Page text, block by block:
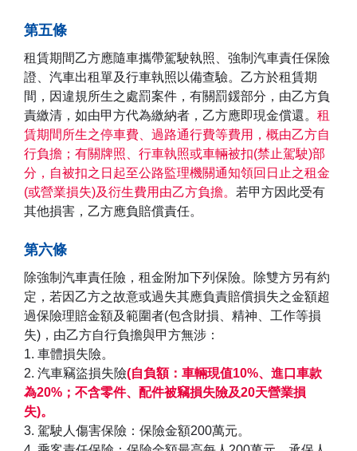
第五條
租賃期間乙方應隨車攜帶駕駛執照、強制汽車責任保險
證、汽車出租單及行車執照以備查驗。乙方於租賃期
間，因違規所生之處罰案件，有關罰鍰部分，由乙方負
責繳清，如由甲方代為繳納者，乙方應即現金償還。 租
賃期間所生之停車費、過路通行費等費用，概由乙方自
行負擔；有關牌照、行車執照或車輛被扣(禁止駕駛)部
分，自被扣之日起至公路監理機關通知領回日止之租金
(或營業損失)及衍生費用由乙方負擔。 若甲方因此受有
其他損害，乙方應負賠償責任。
第六條
除強制汽車責任險，租金附加下列保險。除雙方另有約
定，若因乙方之故意或過失其應負責賠償損失之金額超
過保險理賠金額及範圍者(包含財損、精神、工作等損
失)，由乙方自行負擔與甲方無涉：
1. 車體損失險。
2. 汽車竊盜損失險(自負額：車輛現值10%、進口車款
為20%；不含零件、配件被竊損失險及20天營業損
失)。
3. 駕駛人傷害保險：保險金額200萬元。